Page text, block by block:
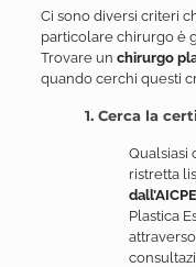
Ci sono diversi criteri
particolare chirurgo è
Trovare un chirurgo
quando cerchi questi
1. Cerca la
Qualsiasi
ristretta
dall’AICPE
Plastica